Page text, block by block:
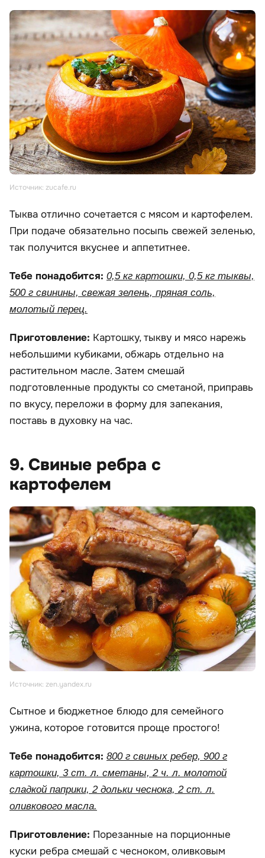
Источник: zucafe.ru
Тыква отлично сочетается с мясом и картофелем.
При подаче обязательно посыпь свежей зеленью,
так получится вкуснее и аппетитнее.
Тебе понадобится: 0,5 кг картошки, 0,5 кг тыквы,
500 г свинины, свежая зелень, пряная соль,
молотый перец.
Приготовление: Картошку, тыкву и мясо нарежь
небольшими кубиками, обжарь отдельно на
растительном масле. Затем смешай
подготовленные продукты со сметаной, приправь
по вкусу, переложи в форму для запекания,
поставь в духовку на час.
9. Свиные ребра с
картофелем
Источник: zen.yandex.ru
Сытное и бюджетное блюдо для семейного
ужина, которое готовится проще простого!
Тебе понадобится: 800 г свиных ребер, 900 г
картошки, 3 ст. л. сметаны, 2 ч. л. молотой
сладкой паприки, 2 дольки чеснока, 2 ст. л.
оливкового масла.
Приготовление: Порезанные на порционные
куски ребра смешай с чесноком, оливковым